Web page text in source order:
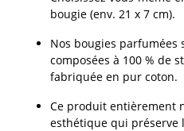
bougie (env. 21 x 7 cm).
Nos bougies parfumées
composées à 100 % de
fabriquée en pur coton.
Ce produit entièrement
esthétique qui préserve